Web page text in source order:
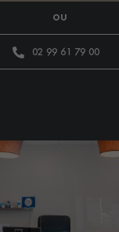
ou
02 99 61 79 00